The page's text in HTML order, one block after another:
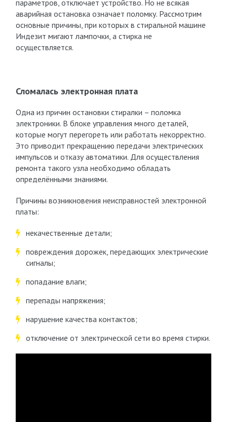
параметров, отключает устройство. Но не всякая
аварийная остановка означает поломку. Рассмотрим
основные причины, при которых в стиральной машине
Индезит мигают лампочки, а стирка не
осуществляется.
Сломалась электронная плата
Одна из причин остановки стиралки – поломка
электроники. В блоке управления много деталей,
которые могут перегореть или работать некорректно.
Это приводит прекращению передачи электрических
импульсов и отказу автоматики. Для осуществления
ремонта такого узла необходимо обладать
определёнными знаниями.
Причины возникновения неисправностей электронной
платы:
некачественные детали;
повреждения дорожек, передающих электрические
сигналы;
попадание влаги;
перепады напряжения;
нарушение качества контактов;
отключение от электрической сети во время стирки.